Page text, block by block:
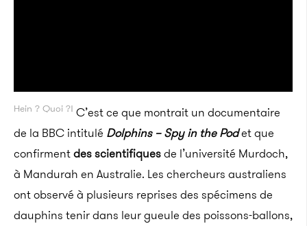
Hein ? Quoi ?! C’est ce que montrait un documentaire
de la BBC intitulé Dolphins – Spy in the Podet que
confirmentdes scientifiquesde l’université Murdoch,
à Mandurah en Australie. Les chercheurs australiens
ont observé à plusieurs reprises des spécimens de
dauphins tenir dans leur gueule des poissons-ballons,